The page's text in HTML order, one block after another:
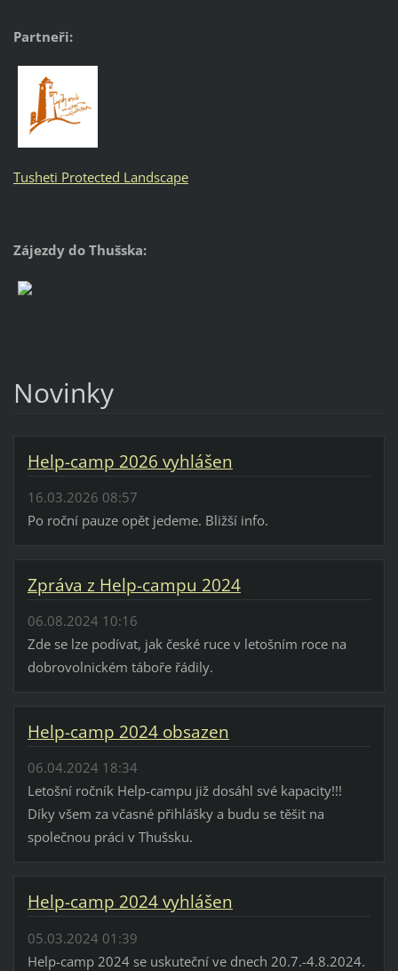
Partneři:
Tusheti Protected Landscape
Zájezdy do Thušska:
Novinky
Help-camp 2026 vyhlášen
16.03.2026 08:57
Po roční pauze opět jedeme. Bližší info.
Zpráva z Help-campu 2024
06.08.2024 10:16
Zde se lze podívat, jak české ruce v letošním roce na
dobrovolnickém táboře řádily.
Help-camp 2024 obsazen
06.04.2024 18:34
Letošní ročník Help-campu již dosáhl své kapacity!!!
Díky všem za včasné přihlášky a budu se těšit na
společnou práci v Thušsku.
Help-camp 2024 vyhlášen
05.03.2024 01:39
Help-camp 2024 se uskuteční ve dnech 20.7.-4.8.2024.